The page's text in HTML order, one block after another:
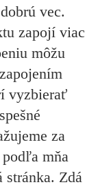
vec.
zapojí viac
môžu
vyzbierať
za
mňa
stránka. Zdá